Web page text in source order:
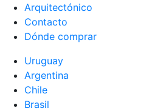
Arquitectónico
Contacto
Dónde comprar
Uruguay
Argentina
Chile
Brasil